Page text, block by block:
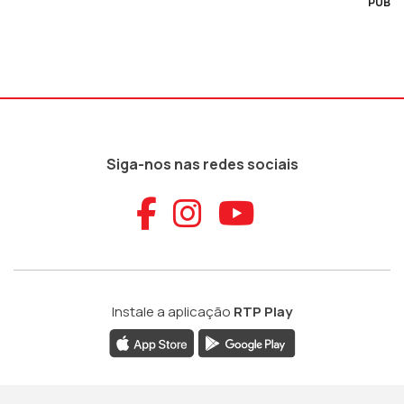
Siga-nos nas redes sociais
Aceder ao
Aceder ao
Aceder
Instale a aplicação RTP Play